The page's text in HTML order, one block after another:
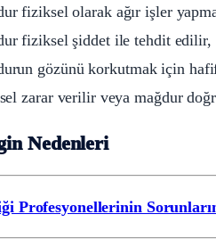
fiziksel olarak ağır işler
fiziksel şiddet ile tehdit edilir,
gözünü korkutmak için
zarar verilir veya mağdur
Nedenleri
Profesyonellerinin